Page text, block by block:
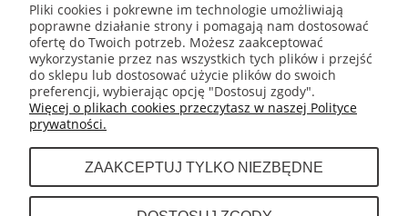
GWARANCJA I ZWROTY
INFORMACJE
O NAS
Pliki cookies i pokrewne im technologie umożliwiają
poprawne działanie strony i pomagają nam dostosować
ofertę do Twoich potrzeb. Możesz zaakceptować
wykorzystanie przez nas wszystkich tych plików i przejść
do sklepu lub dostosować użycie plików do swoich
preferencji, wybierając opcję "Dostosuj zgody".
Więcej o plikach cookies przeczytasz w naszej Polityce
prywatności.
ZAAKCEPTUJ TYLKO NIEZBĘDNE